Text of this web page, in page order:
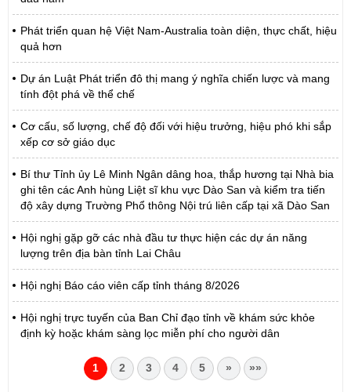
Phát triển quan hệ Việt Nam-Australia toàn diện, thực chất, hiệu
quả hơn
Dự án Luật Phát triển đô thị mang ý nghĩa chiến lược và mang
tính đột phá về thể chế
Cơ cấu, số lượng, chế độ đối với hiệu trưởng, hiệu phó khi sắp
xếp cơ sở giáo dục
Bí thư Tỉnh ủy Lê Minh Ngân dâng hoa, thắp hương tại Nhà bia
ghi tên các Anh hùng Liệt sĩ khu vực Dào San và kiểm tra tiến
độ xây dựng Trường Phổ thông Nội trú liên cấp tại xã Dào San
Hội nghị gặp gỡ các nhà đầu tư thực hiện các dự án năng
lượng trên địa bàn tỉnh Lai Châu
Hội nghị Báo cáo viên cấp tỉnh tháng 8/2026
Hội nghị trực tuyến của Ban Chỉ đạo tỉnh về khám sức khỏe
định kỳ hoặc khám sàng lọc miễn phí cho người dân
1 2 3 4 5 » »»